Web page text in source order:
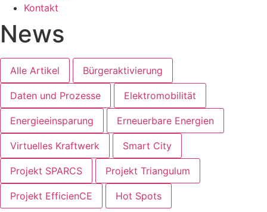
Kontakt
News
Alle Artikel Bürgeraktivierung
Daten und Prozesse Elektromobilität
Energieeinsparung Erneuerbare Energien
Virtuelles Kraftwerk Smart City
Projekt SPARCS Projekt Triangulum
Projekt EfficienCE Hot Spots